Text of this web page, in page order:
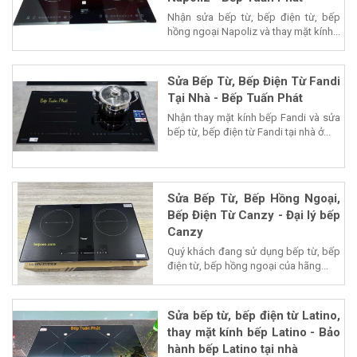
Nhận sửa bếp từ, bếp điện từ, bếp
hồng ngoại Napoliz và thay mặt kính...
Sửa Bếp Từ, Bếp Điện Từ Fandi
Tại Nhà - Bếp Tuấn Phát
Nhận thay mặt kính bếp Fandi và sửa
bếp từ, bếp điện từ Fandi tại nhà ở...
Sửa Bếp Từ, Bếp Hồng Ngoại,
Bếp Điện Từ Canzy - Đại lý bếp
Canzy
Quý khách đang sử dụng bếp từ, bếp
điện từ, bếp hồng ngoại của hãng...
Sửa bếp từ, bếp điện từ Latino,
thay mặt kính bếp Latino - Bảo
hành bếp Latino tại nhà